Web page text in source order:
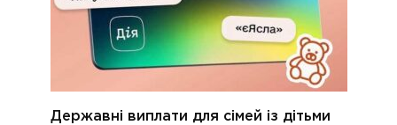
Державні виплати для сімей із дітьми